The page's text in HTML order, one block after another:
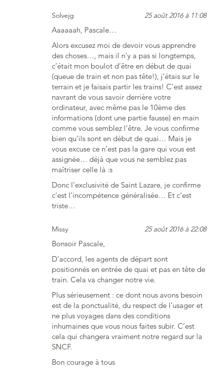
Solvejg 25 août 2016 à 11:08
Aaaaaah, Pascale…
Alors excusez moi de devoir vous apprendre
des choses…, mais il n’y a pas si longtemps,
c’était mon boulot d’être en début de quai
(queue de train et non pas tête!), j’étais sur le
terrain et je faisais partir les trains! C’est assez
navrant de vous savoir derrière votre
ordinateur, avec même pas le 10ème des
informations (dont une partie fausse) en main
comme vous semblez l’être. Je vous confirme
bien qu’ils sont en début de quai… Mais je
vous excuse ce n’est pas la gare qui vous est
assignée… déjà que vous ne semblez pas
maîtriser celle là :s
Donc l’exclusivité de Saint Lazare, je confirme
c’est l’incompétence généralisée… Et c’est
triste…
Missy 25 août 2016 à 22:08
Bonsoir Pascale,
D’accord, les agents de départ sont
positionnés en entrée de quai et pas en tête de
train. Cela va changer notre vie.
Plus sérieusement : ce dont nous avons besoin
est de la ponctualité, du respect de l’usager et
ne plus voyages dans des conditions
inhumaines que vous nous faites subir. C’est
cela qui changera vraiment notre regard sur la
SNCF.
Bon courage à tous